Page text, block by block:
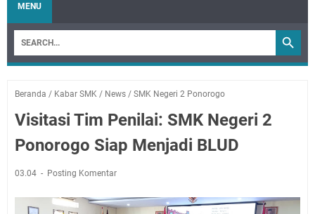
MENU
Beranda / Kabar SMK / News / SMK Negeri 2 Ponorogo
Visitasi Tim Penilai: SMK Negeri 2
Ponorogo Siap Menjadi BLUD
03.04 Posting Komentar